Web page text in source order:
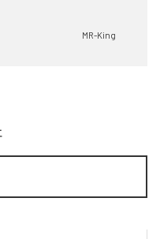
MR-King